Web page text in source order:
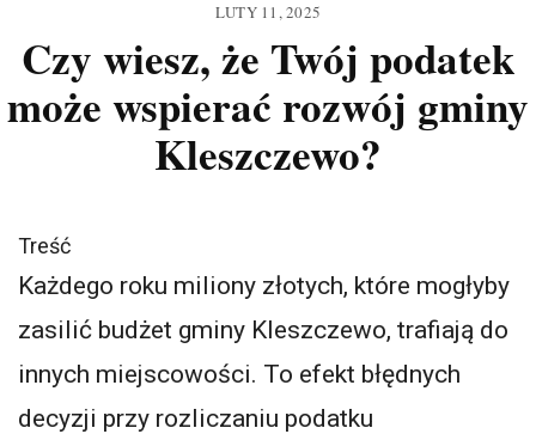
LUTY 11, 2025
Czy wiesz, że Twój podatek
może wspierać rozwój gminy
Kleszczewo?
Treść
Każdego roku miliony złotych, które mogłyby
zasilić budżet gminy Kleszczewo, trafiają do
innych miejscowości. To efekt błędnych
decyzji przy rozliczaniu podatku